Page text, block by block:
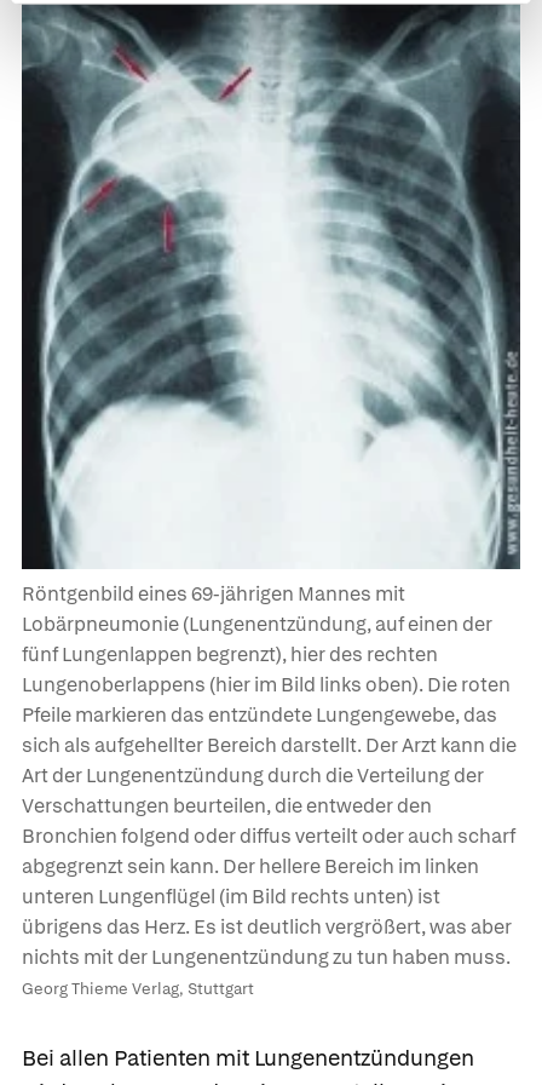
Röntgenbild eines 69-jährigen Mannes mit
Lobärpneumonie (Lungenentzündung, auf einen der
fünf Lungenlappen begrenzt), hier des rechten
Lungenoberlappens (hier im Bild links oben). Die roten
Pfeile markieren das entzündete Lungengewebe, das
sich als aufgehellter Bereich darstellt. Der Arzt kann die
Art der Lungenentzündung durch die Verteilung der
Verschattungen beurteilen, die entweder den
Bronchien folgend oder diffus verteilt oder auch scharf
abgegrenzt sein kann. Der hellere Bereich im linken
unteren Lungenflügel (im Bild rechts unten) ist
übrigens das Herz. Es ist deutlich vergrößert, was aber
nichts mit der Lungenentzündung zu tun haben muss.
Georg Thieme Verlag, Stuttgart
Bei allen Patienten mit Lungenentzündungen